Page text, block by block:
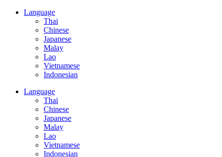
Language
Thai
Chinese
Japanese
Malay
Lao
Vietnamese
Indonesian
Language
Thai
Chinese
Japanese
Malay
Lao
Vietnamese
Indonesian